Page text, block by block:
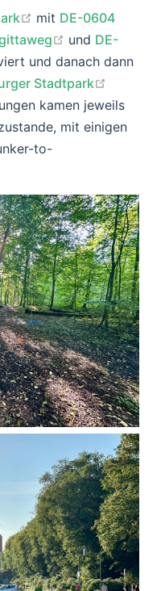
open in new window
mit DE-0604
open in new
und DE-
in new window
und danach dann
Stadtpark
kamen jeweils
mit einigen
to-